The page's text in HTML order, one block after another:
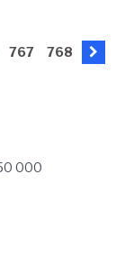
767
768
000